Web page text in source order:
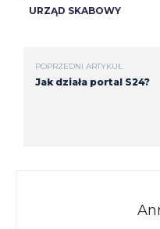
URZĄD SKABOWY
POPRZEDNI ARTYKUŁ
Jak działa portal S24?